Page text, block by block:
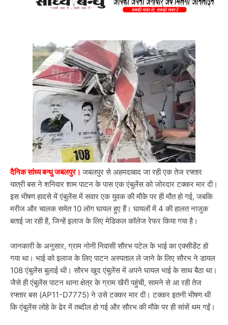
दैनिक सांध्य बन्धु जबलपुर।जबलपुर से अहमदाबाद जा रही एक तेज रफ्तार
यात्री बस ने शनिवार शाम पाटन के पास एक एंबुलेंस को जोरदार टक्कर मार दी।
इस भीषण हादसे में एंबुलेंस में सवार एक युवक की मौके पर ही मौत हो गई, जबकि
मरीज और चालक समेत 10 लोग घायल हुए हैं। घायलों में 4 की हालत नाजुक
बताई जा रही है, जिन्हें इलाज के लिए मेडिकल कॉलेज रेफर किया गया है।
जानकारी के अनुसार, ग्राम नोनी निवासी सौरभ पटेल के भाई का एक्सीडेंट हो
गया था। भाई को इलाज के लिए पाटन अस्पताल ले जाने के लिए सौरभ ने डायल
108 एंबुलेंस बुलाई थी। सौरभ खुद एंबुलेंस में अपने घायल भाई के साथ बैठा था।
जैसे ही एंबुलेंस पाटन थाना क्षेत्र के ग्राम खैरी पहुंची, सामने से आ रही तेज
रफ्तार बस (AP11-D7775) ने उसे टक्कर मार दी। टक्कर इतनी भीषण थी
कि एंबुलेंस लोहे के ढेर में तब्दील हो गई और सौरभ की मौके पर ही सांसें थम गईं।